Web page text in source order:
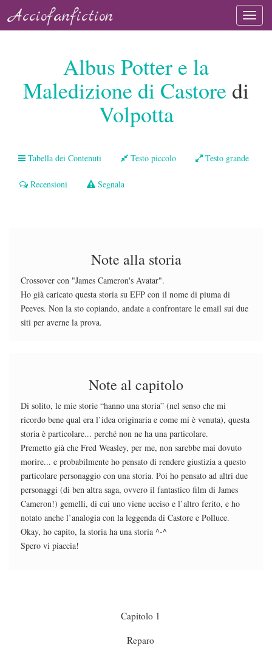
Acciofanfiction
Albus Potter e la
Maledizione di Castore di
Volpotta
Tabella dei Contenuti Testo piccolo Testo grande
Recensioni Segnala
Note alla storia
Crossover con "James Cameron's Avatar".
Ho già caricato questa storia su EFP con il nome di piuma di
Peeves. Non la sto copiando, andate a confrontare le email sui due
siti per averne la prova.
Note al capitolo
Di solito, le mie storie “hanno una storia” (nel senso che mi
ricordo bene qual era l’idea originaria e come mi è venuta), questa
storia è particolare... perché non ne ha una particolare.
Premetto già che Fred Weasley, per me, non sarebbe mai dovuto
morire... e probabilmente ho pensato di rendere giustizia a questo
particolare personaggio con una storia. Poi ho pensato ad altri due
personaggi (di ben altra saga, ovvero il fantastico film di James
Cameron!) gemelli, di cui uno viene ucciso e l’altro ferito, e ho
notato anche l’analogia con la leggenda di Castore e Polluce.
Okay, ho capito, la storia ha una storia ^-^
Spero vi piaccia!
Capitolo 1
Reparo